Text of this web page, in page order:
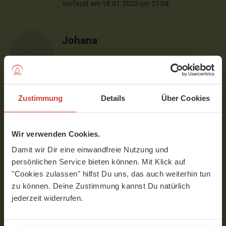
Zustimmung Details Über Cookies
Wir verwenden Cookies.
Damit wir Dir eine einwandfreie Nutzung und
persönlichen Service bieten können. Mit Klick auf
"Cookies zulassen" hilfst Du uns, das auch weiterhin tun
zu können. Deine Zustimmung kannst Du natürlich
jederzeit widerrufen.
Verfasst am 18.01.2023 um 21:04
Johana
Vielen Dank, Barbie! Deine Videos und
Deine Stimme sind harmonisch. Ich finde
meiner Tanzausbildung
Verfasst am 18.04.2020 um 21:45
Beatrix
Danke liebe Barbi, eine sehr angenehme
Sequenz!
LG Beatrix